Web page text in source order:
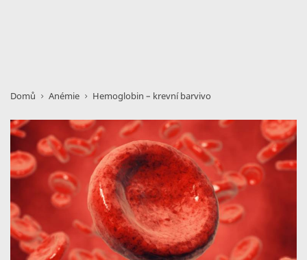
Domů Anémie Hemoglobin – krevní barvivo